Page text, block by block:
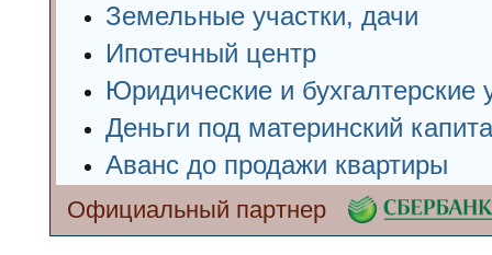
Земельные участки, дачи
Ипотечный центр
Юридические и бухгалтерские
Деньги под материнский
Аванс до продажи квартиры
Официальный партнер